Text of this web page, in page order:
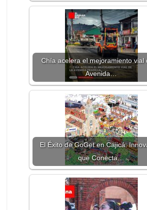
Chía acelera el mejoramiento vial
Avenida…
El Éxito de GoGet en Cajicá:
que Conecta…